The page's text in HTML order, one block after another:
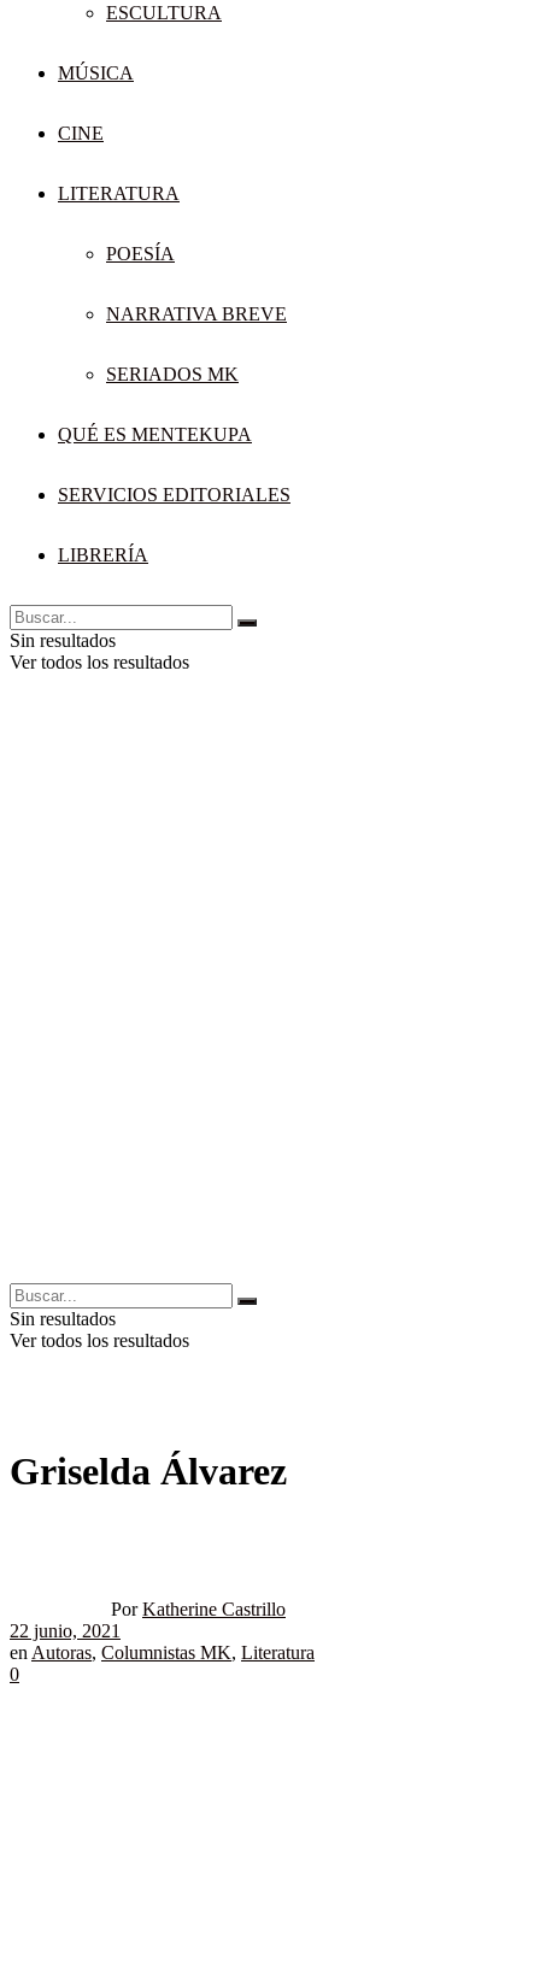
ESCULTURA
MÚSICA
CINE
LITERATURA
POESÍA
NARRATIVA BREVE
SERIADOS MK
QUÉ ES MENTEKUPA
SERVICIOS EDITORIALES
LIBRERÍA
Sin resultados
Ver todos los resultados
Sin resultados
Ver todos los resultados
Griselda Álvarez
Por Katherine Castrillo
22 junio, 2021
enAutoras, Columnistas MK, Literatura
0